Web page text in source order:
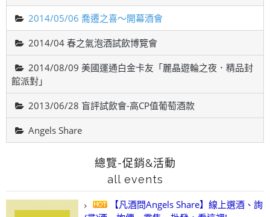
2014/05/06 喬遷之喜～開幕酒會
2014/04 春之氣泡酒試飲博覽會
2014/08/09 美國運通白金卡友「麗晶遊輪之夜．精品封
館派對」
2013/06/28 盲評試飲會-高CP值葡萄酒款
Angels Share
總覽-促銷&活動
all events
【凡酒問Angels Share】線上選酒、詢